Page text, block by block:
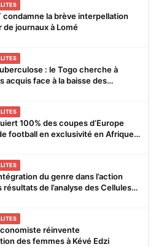
condamne la brève interpellation
de journaux à Lomé
: le Togo cherche à
acquis face à la baisse des
100% des coupes d’Europe
football en exclusivité en Afrique
pour 4 saisons jusqu’en 2031
du genre dans l’action
résultats de l’analyse des Cellules
restitués à Lomé
réinvente
des femmes à Kévé Edzi